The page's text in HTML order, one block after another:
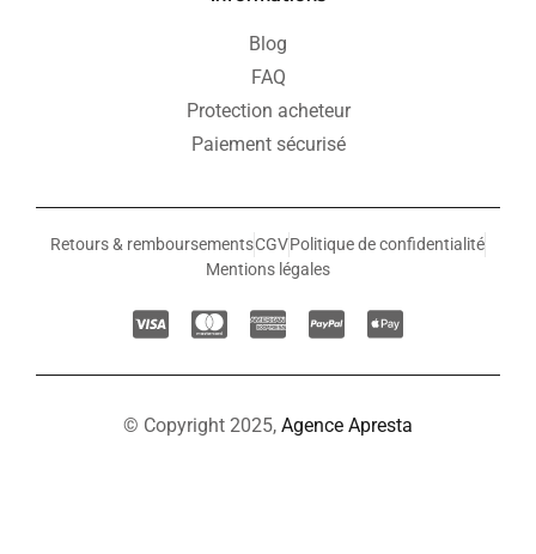
Blog
FAQ
Protection acheteur
Paiement sécurisé
Retours & remboursementsCGVPolitique de confidentialité
Mentions légales
© Copyright 2025, Agence Apresta